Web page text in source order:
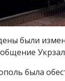
были
была